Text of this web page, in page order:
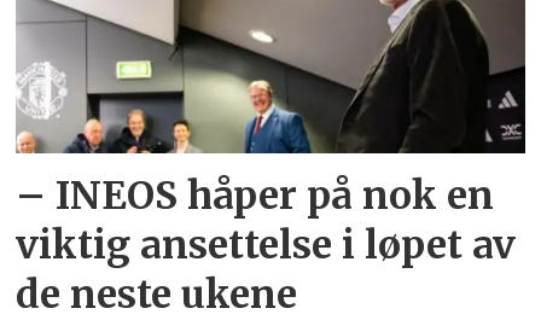
– INEOS håper på nok en
viktig ansettelse i løpet av
de neste ukene